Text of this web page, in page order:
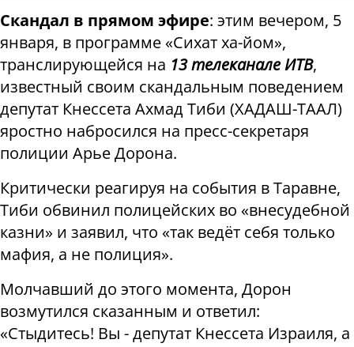
Скандал в прямом эфире: этим вечером, 5
января, в программе «Сихат ха-йом»,
транслирующейся на 13 телеканале ИТВ,
известный своим скандальным поведением
депутат Кнессета Ахмад Тиби (ХАДАШ-ТААЛ)
яростно набросился на пресс-секретаря
полиции Арье Дорона.
Критически реагируя на события в Таравне,
Тиби обвинил полицейских во «внесудебной
казни» и заявил, что «так ведёт себя только
мафия, а не полиция».
Молчавший до этого момента, Дорон
возмутился сказанным и ответил:
«Стыдитесь! Вы - депутат Кнессета Израиля, а